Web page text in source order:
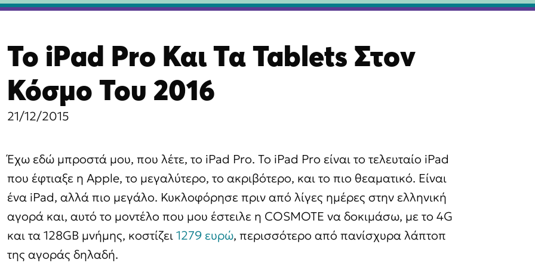
Το iPad Pro Και Τα Tablets Στoν
Κόσμο Του 2016
21/12/2015
Έχω εδώ μπροστά μου, που λέτε, το iPad Pro. Το iPad Pro είναι το τελευταίο iPad
που έφτιαξε η Apple, το μεγαλύτερο, το ακριβότερο, και το πιο θεαματικό. Είναι
ένα iPad, αλλά πιο μεγάλο. Κυκλοφόρησε πριν από λίγες ημέρες στην ελληνική
αγορά και, αυτό το μοντέλο που μου έστειλε η COSMOTE να δοκιμάσω, με το 4G
και τα 128GB μνήμης, κοστίζει1279 ευρώ, περισσότερο από πανίσχυρα λάπτοπ
της αγοράς δηλαδή.